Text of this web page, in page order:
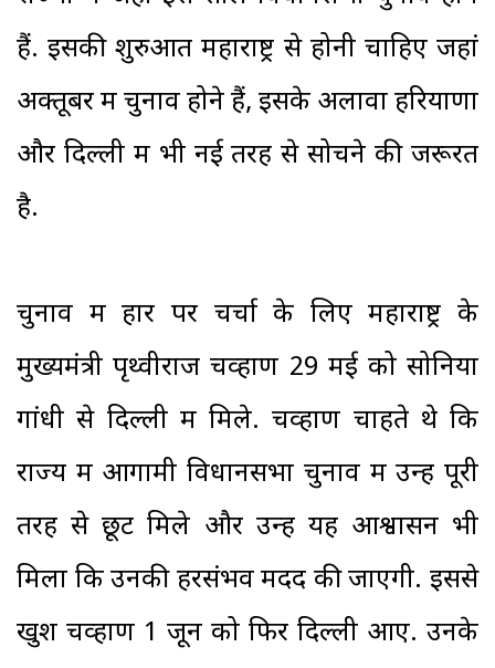
हैं. इसकी शुरुआत महाराष्ट्र से होनी चाहिए जहां
अक्तूबर में चुनाव होने हैं, इसके अलावा हरियाणा
और दिल्ली में भी नई तरह से सोचने की जरूरत
है.
चुनाव में हार पर चर्चा के लिए महाराष्ट्र के
मुख्यमंत्री पृथ्वीराज चव्हाण 29 मई को सोनिया
गांधी से दिल्ली में मिले. चव्हाण चाहते थे कि
राज्य में आगामी विधानसभा चुनाव में उन्हें पूरी
तरह से छूट मिले और उन्हें यह आश्वासन भी
मिला कि उनकी हरसंभव मदद की जाएगी. इससे
खुश चव्हाण 1 जून को फिर दिल्ली आए. उनके